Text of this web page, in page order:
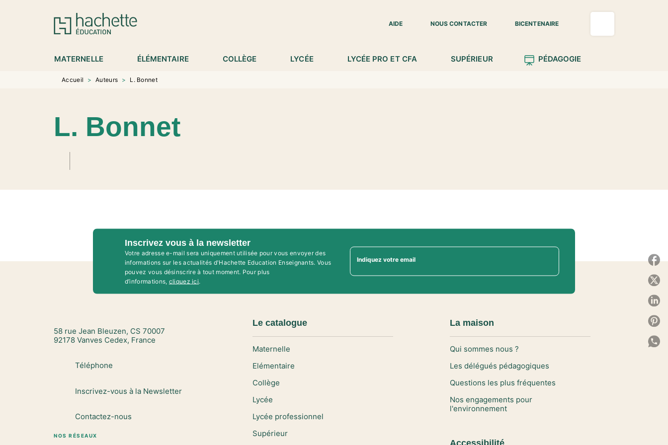
MENU RECHERCHE
AIDE
NOUS CONTACTER BICENTENAIRE
MATERNELLE ÉLÉMENTAIRE COLLÈGE LYCÉE LYCÉE PRO ET CFA SUPÉRIEUR PÉDAGOGIE
Accueil > Auteurs > L. Bonnet
L. Bonnet
Inscrivez vous à la newsletter
Votre adresse e-mail sera uniquement utilisée pour vous envoyer des
informations sur les actualités d'Hachette Education Enseignants. Vous
pouvez vous désinscrire à tout moment. Pour plus
d’informations, cliquez ici.
Indiquez votre email
58 rue Jean Bleuzen, CS 70007
92178 Vanves Cedex, France
Téléphone
Inscrivez-vous à la Newsletter
Contactez-nous
NOS RÉSEAUX
Le catalogue
Maternelle
Elémentaire
Collège
Lycée
Lycée professionnel
Supérieur
La maison
Qui sommes nous ?
Les délégués pédagogiques
Questions les plus fréquentes
Nos engagements pour
l'environnement
Accessibilité